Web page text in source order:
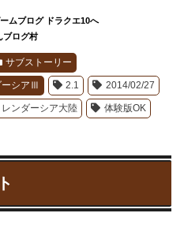
ブログ村
サブストーリー
ーシアⅢ 2.1 2014/02/27
レンダーシア大陸 体験版OK